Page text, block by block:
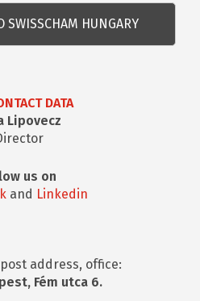
DATA
Lipovecz
us on
and Linkedin
address, office:
Fém utca 6.